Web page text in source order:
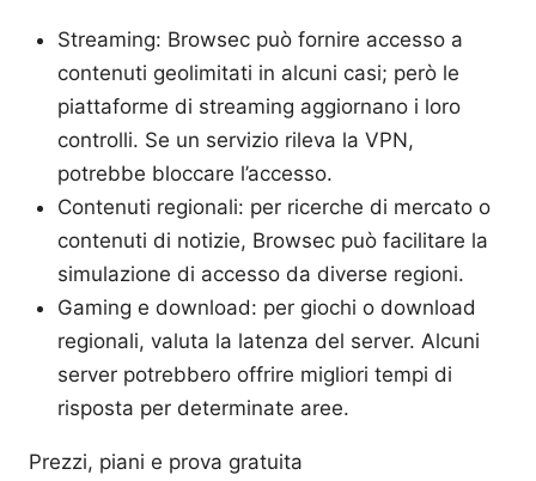
Streaming: Browsec può fornire accesso a
contenuti geolimitati in alcuni casi; però le
piattaforme di streaming aggiornano i loro
controlli. Se un servizio rileva la VPN,
potrebbe bloccare l’accesso.
Contenuti regionali: per ricerche di mercato o
contenuti di notizie, Browsec può facilitare la
simulazione di accesso da diverse regioni.
Gaming e download: per giochi o download
regionali, valuta la latenza del server. Alcuni
server potrebbero offrire migliori tempi di
risposta per determinate aree.
Prezzi, piani e prova gratuita